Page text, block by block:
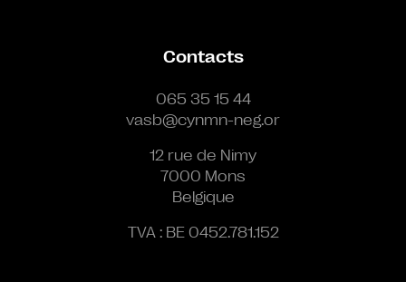
Contacts
065 35 15 44
vasb@cynmn-neg.or
12 rue de Nimy
7000 Mons
Belgique
TVA : BE 0452.781.152